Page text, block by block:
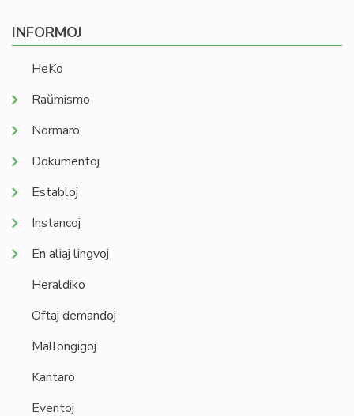
INFORMOJ
HeKo
Raŭmismo
Normaro
Dokumentoj
Establoj
Instancoj
En aliaj lingvoj
Heraldiko
Oftaj demandoj
Mallongigoj
Kantaro
Eventoj